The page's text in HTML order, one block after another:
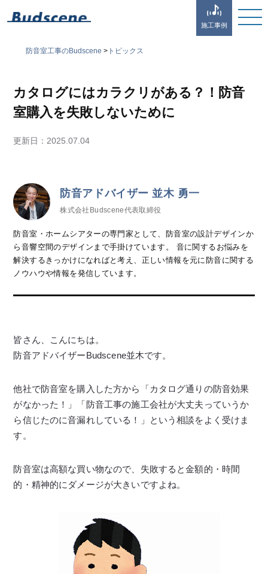
施工事例
防音室工事のBudscene >トピックス
カタログにはカラクリがある？！防音
室購入を失敗しないために
更新日： 2025.07.04
防音アドバイザー 並木 勇一
株式会社Budscene代表取締役
防音室・ホームシアターの専門家として、防音室の設計デザインか
ら音響空間のデザインまで手掛けています。 音に関するお悩みを
解決するきっかけになればと考え、正しい情報を元に防音に関する
ノウハウや情報を発信しています。
皆さん、こんにちは。
防音アドバイザーBudscene並木です。
他社で防音室を購入した方から「カタログ通りの防音効果
がなかった！」「防音工事の施工会社が大丈夫っていうか
ら信じたのに音漏れしている！」という相談をよく受けま
す。
防音室は高額な買い物なので、失敗すると金額的・時間
的・精神的にダメージが大きいですよね。